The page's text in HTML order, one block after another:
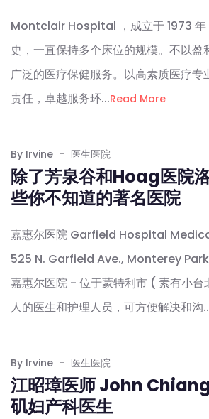
Montclair Hospital ，成立于 1973 年
史，一直保持多个床位的规模。不以盈
广泛的医疗保健服务。以高素质医疗专
责任，卓越服务环...Read More
By Irvine 医生医院
除了芳泉谷和Hoag医院
些你不知道的著名医院
嘉惠尔医院 Garfield Hospital
525 N. Garfield Ave., Monterey
嘉惠尔医院 - 位于蒙特利市 ( 素有小台
人的医生和护理人员，可方便解决和沟
By Irvine 医生医院
江昭璋医师 John
矶妇产科医生